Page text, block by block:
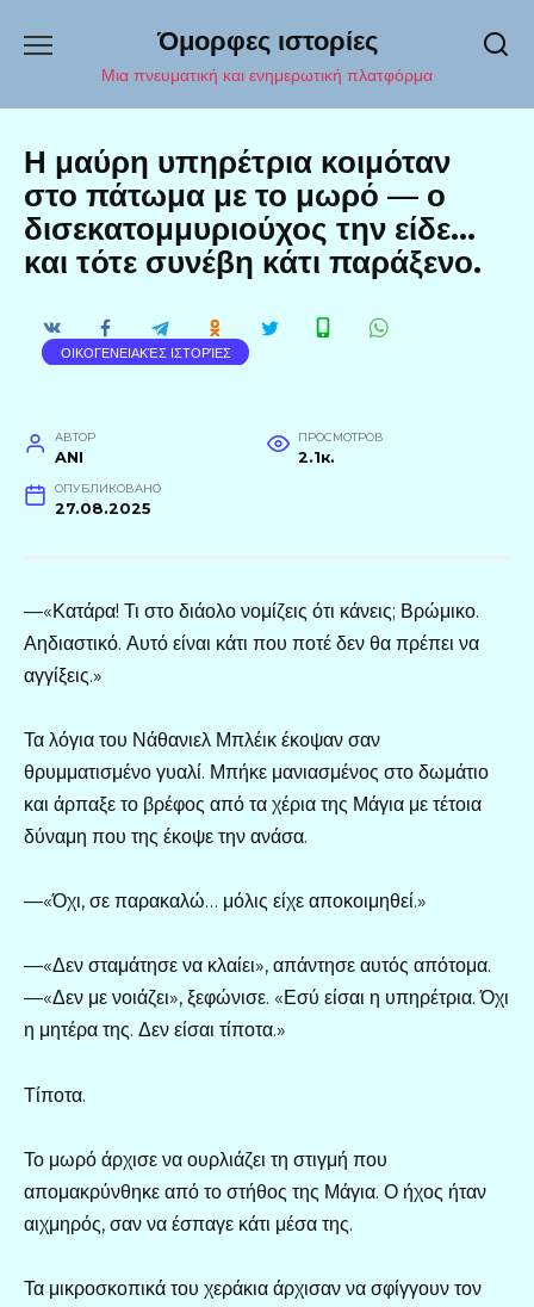
содержанию
Όμορφες ιστορίες
Μια πνευματική και ενημερωτική πλατφόρμα
Η μαύρη υπηρέτρια κοιμόταν
στο πάτωμα με το μωρό — ο
δισεκατομμυριούχος την είδε…
και τότε συνέβη κάτι παράξενο.
ΟΙΚΟΓΕΝΕΙΑΚΈΣ ΙΣΤΟΡΊΕΣ
АВТОР
ANI
ПРОСМОТРОВ
2.1к.
ОПУБЛИКОВАНО
27.08.2025
—«Κατάρα! Τι στο διάολο νομίζεις ότι κάνεις; Βρώμικο.
Αηδιαστικό. Αυτό είναι κάτι που ποτέ δεν θα πρέπει να
αγγίξεις.»
Τα λόγια του Νάθανιελ Μπλέικ έκοψαν σαν
θρυμματισμένο γυαλί. Μπήκε μανιασμένος στο δωμάτιο
και άρπαξε το βρέφος από τα χέρια της Μάγια με τέτοια
δύναμη που της έκοψε την ανάσα.
—«Όχι, σε παρακαλώ… μόλις είχε αποκοιμηθεί.»
—«Δεν σταμάτησε να κλαίει», απάντησε αυτός απότομα.
—«Δεν με νοιάζει», ξεφώνισε. «Εσύ είσαι η υπηρέτρια. Όχι
η μητέρα της. Δεν είσαι τίποτα.»
Τίποτα.
Το μωρό άρχισε να ουρλιάζει τη στιγμή που
απομακρύνθηκε από το στήθος της Μάγια. Ο ήχος ήταν
αιχμηρός, σαν να έσπαγε κάτι μέσα της.
Τα μικροσκοπικά του χεράκια άρχισαν να σφίγγουν τον